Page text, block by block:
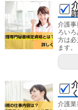
介護
ろい
方は必
ます。
介護業